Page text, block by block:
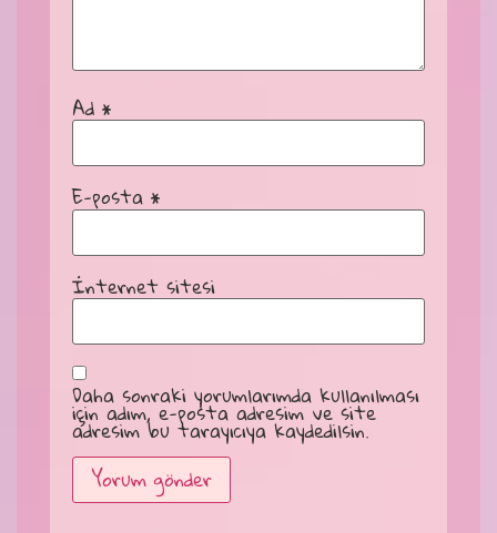
Ad *
E-posta *
İnternet sitesi
Daha sonraki yorumlarımda kullanılması
için adım, e-posta adresim ve site
adresim bu tarayıcıya kaydedilsin.